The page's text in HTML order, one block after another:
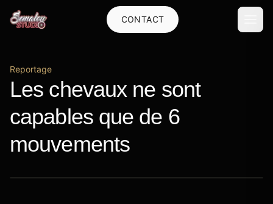
CONTACT
Reportage
Les chevaux ne sont
capables que de 6
mouvements